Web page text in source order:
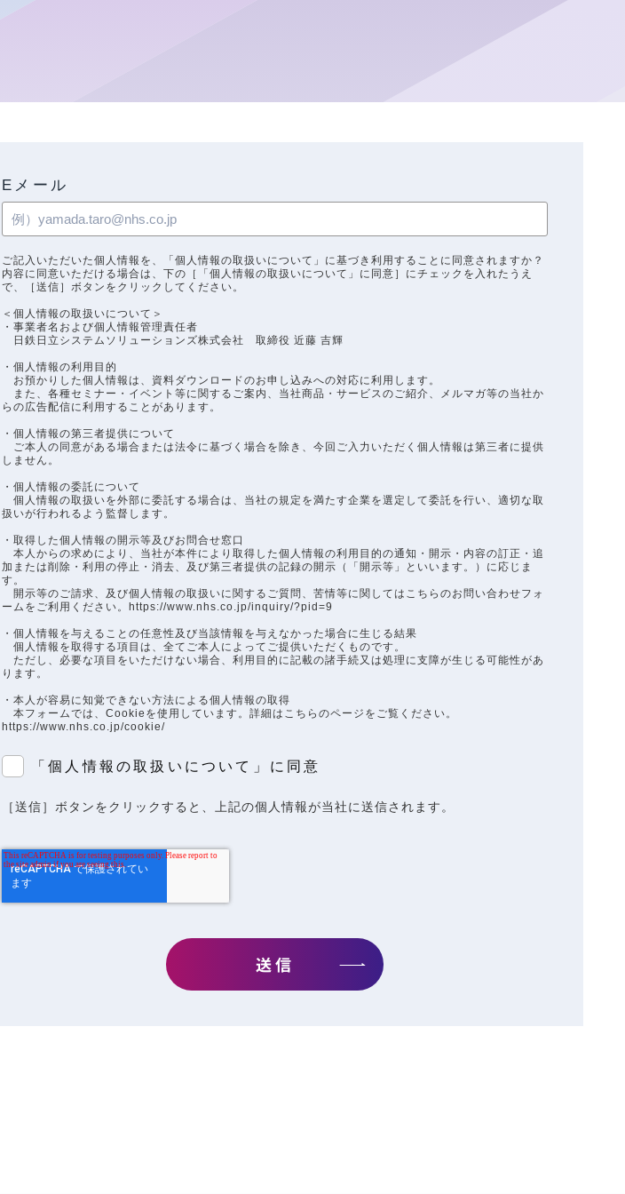
Eメール
ご記入いただいた個人情報を、「個人情報の取扱いについて」に基づき利用することに同意されますか？
内容に同意いただける場合は、下の［「個人情報の取扱いについて」に同意］にチェックを入れたうえ
で、［送信］ボタンをクリックしてください。
＜個人情報の取扱いについて＞
・事業者名および個人情報管理責任者
日鉄日立システムソリューションズ株式会社 取締役 近藤 吉輝
・個人情報の利用目的
お預かりした個人情報は、資料ダウンロードのお申し込みへの対応に利用します。
また、各種セミナー・イベント等に関するご案内、当社商品・サービスのご紹介、メルマガ等の当社か
らの広告配信に利用することがあります。
・個人情報の第三者提供について
ご本人の同意がある場合または法令に基づく場合を除き、今回ご入力いただく個人情報は第三者に提供
しません。
・個人情報の委託について
個人情報の取扱いを外部に委託する場合は、当社の規定を満たす企業を選定して委託を行い、適切な取
扱いが行われるよう監督します。
・取得した個人情報の開示等及びお問合せ窓口
本人からの求めにより、当社が本件により取得した個人情報の利用目的の通知・開示・内容の訂正・追
加または削除・利用の停止・消去、及び第三者提供の記録の開示（「開示等」といいます。）に応じま
す。
開示等のご請求、及び個人情報の取扱いに関するご質問、苦情等に関してはこちらのお問い合わせフォ
ームをご利用ください。https://www.nhs.co.jp/inquiry/?pid=9
・個人情報を与えることの任意性及び当該情報を与えなかった場合に生じる結果
個人情報を取得する項目は、全てご本人によってご提供いただくものです。
ただし、必要な項目をいただけない場合、利用目的に記載の諸手続又は処理に支障が生じる可能性があ
ります。
・本人が容易に知覚できない方法による個人情報の取得
本フォームでは、Cookieを使用しています。詳細はこちらのページをご覧ください。
https://www.nhs.co.jp/cookie/
「個人情報の取扱いについて」に同意
［送信］ボタンをクリックすると、上記の個人情報が当社に送信されます。
送信